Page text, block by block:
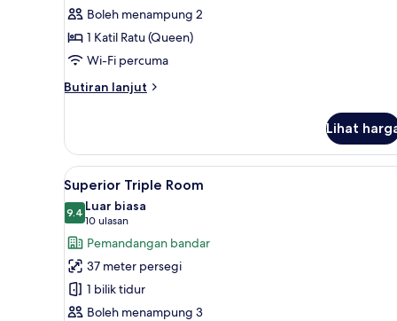
Katil
Ratu
(Queen),
Accessible
Boleh menampung 2
1 Katil Ratu (Queen)
Wi-Fi percuma
Butiran lanjut
Butiran
Double
Room,
1
Katil
Ratu
(Queen),
Accessible
Lihat
Lihat
semua
foto
untuk
Superior
Triple
Room
Peralatan tempat tidur
6
Superior Triple Room
9.49.4 daripada 10
Luar biasa
10 ulasan
(10
ulasan)
Pemandangan bandar
37 meter persegi
1 bilik tidur
Boleh menampung 3